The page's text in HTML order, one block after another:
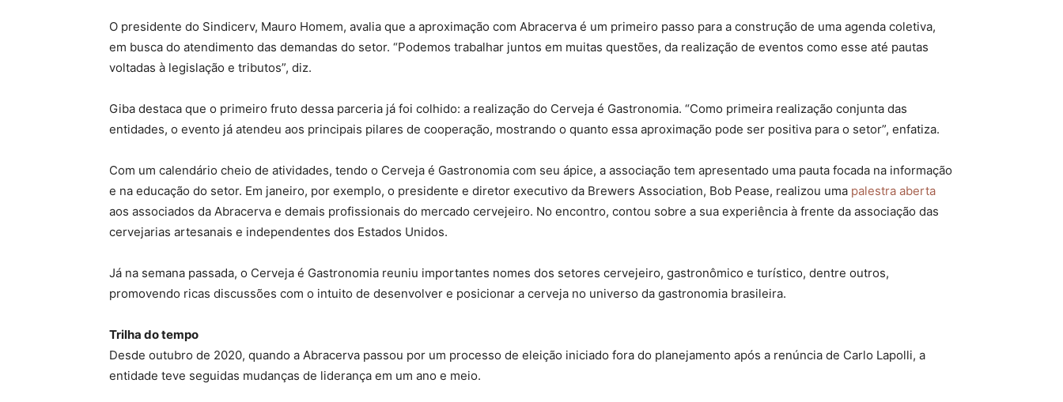
O presidente do Sindicerv, Mauro Homem, avalia que a aproximação com Abracerva é um primeiro passo para a construção de uma agenda coletiva,
em busca do atendimento das demandas do setor. “Podemos trabalhar juntos em muitas questões, da realização de eventos como esse até pautas
voltadas à legislação e tributos”, diz.
Giba destaca que o primeiro fruto dessa parceria já foi colhido: a realização do Cerveja é Gastronomia. “Como primeira realização conjunta das
entidades, o evento já atendeu aos principais pilares de cooperação, mostrando o quanto essa aproximação pode ser positiva para o setor”, enfatiza.
Com um calendário cheio de atividades, tendo o Cerveja é Gastronomia com seu ápice, a associação tem apresentado uma pauta focada na informação
e na educação do setor. Em janeiro, por exemplo, o presidente e diretor executivo da Brewers Association, Bob Pease, realizou uma palestra aberta
aos associados da Abracerva e demais profissionais do mercado cervejeiro. No encontro, contou sobre a sua experiência à frente da associação das
cervejarias artesanais e independentes dos Estados Unidos.
Já na semana passada, o Cerveja é Gastronomia reuniu importantes nomes dos setores cervejeiro, gastronômico e turístico, dentre outros,
promovendo ricas discussões com o intuito de desenvolver e posicionar a cerveja no universo da gastronomia brasileira.
Trilha do tempo
Desde outubro de 2020, quando a Abracerva passou por um processo de eleição iniciado fora do planejamento após a renúncia de Carlo Lapolli, a
entidade teve seguidas mudanças de liderança em um ano e meio.